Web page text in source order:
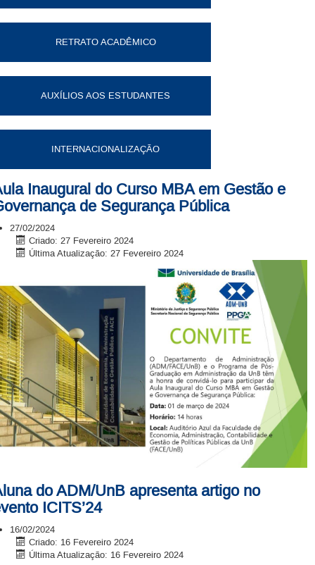
RETRATO ACADÊMICO
AUXÍLIOS AOS ESTUDANTES
INTERNACIONALIZAÇÃO
Inaugural do Curso MBA em Gestão e
de Segurança Pública
27/02/2024
Criado: 27 Fevereiro 2024
Última Atualização: 27 Fevereiro 2024
do ADM/UnB apresenta artigo no
ICITS’24
16/02/2024
Criado: 16 Fevereiro 2024
Última Atualização: 16 Fevereiro 2024